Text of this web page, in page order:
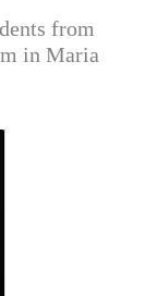
from
in Maria